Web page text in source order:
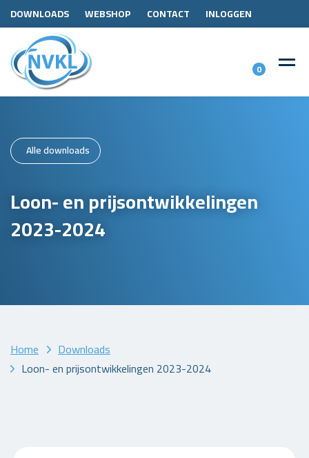
DOWNLOADS WEBSHOP CONTACT INLOGGEN
0
Alle downloads
Loon- en prijsontwikkelingen
2023-2024
Home
Downloads
Loon- en prijsontwikkelingen 2023-2024